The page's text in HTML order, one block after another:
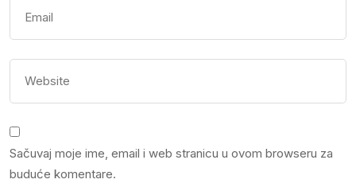
Sačuvaj moje ime, email i web stranicu u ovom browseru za
buduće komentare.